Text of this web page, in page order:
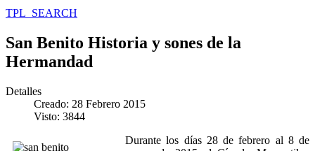
TPL_SEARCH
San Benito Historia y sones de la
Hermandad
Detalles
Creado: 28 Febrero 2015
Visto: 3844
Durante los días 28 de febrero al 8 de